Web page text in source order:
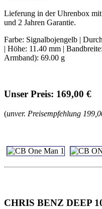
Lieferung in der Uhrenbox
und 2 Jahren Garantie.
Farbe: Signalbojengelb |
| Höhe: 11.40 mm |
Armband): 69.00 g
Unser Preis: 169,00 €
(unver. Preisempfehlung
CHRIS BENZ DEEP